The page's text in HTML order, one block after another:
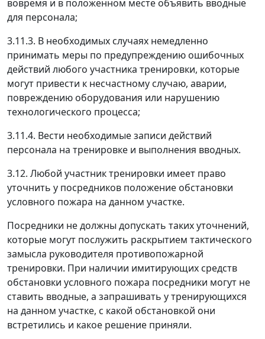
вовремя и в положенном месте объявить вводные
для персонала;
3.11.3. В необходимых случаях немедленно
принимать меры по предупреждению ошибочных
действий любого участника тренировки, которые
могут привести к несчастному случаю, аварии,
повреждению оборудования или нарушению
технологического процесса;
3.11.4. Вести необходимые записи действий
персонала на тренировке и выполнения вводных.
3.12. Любой участник тренировки имеет право
уточнить у посредников положение обстановки
условного пожара на данном участке.
Посредники не должны допускать таких уточнений,
которые могут послужить раскрытием тактического
замысла руководителя противопожарной
тренировки. При наличии имитирующих средств
обстановки условного пожара посредники могут не
ставить вводные, а запрашивать у тренирующихся
на данном участке, с какой обстановкой они
встретились и какое решение приняли.